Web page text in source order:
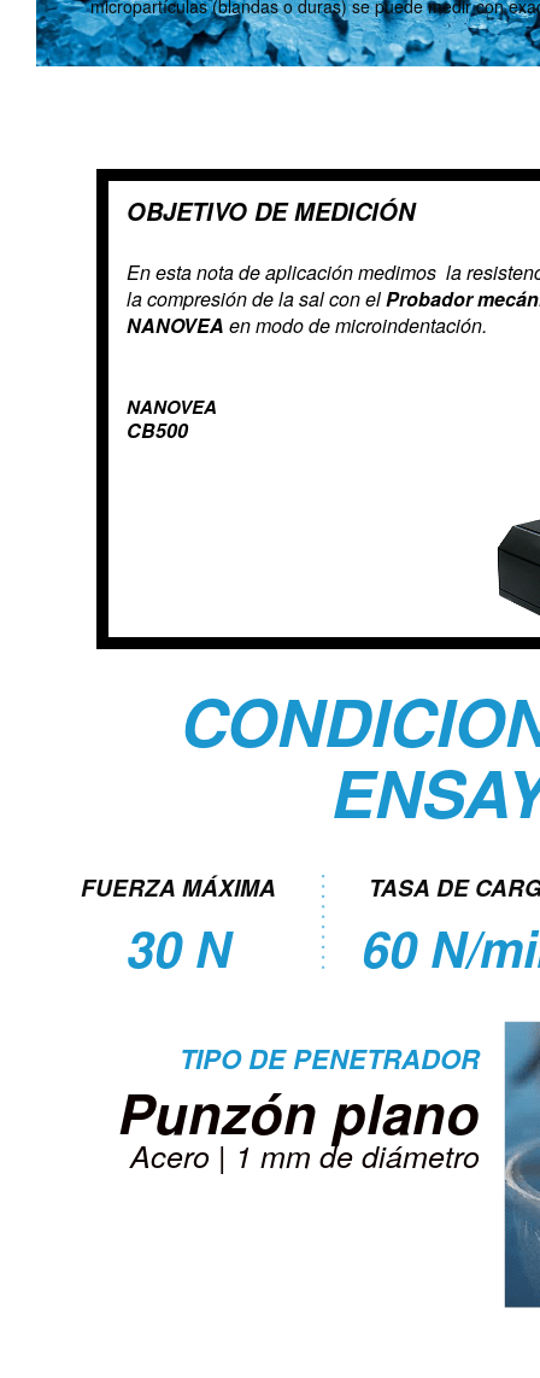
micropartículas (blandas o duras) se puede medir con
OBJETIVO DE MEDICIÓN
En esta nota de aplicación medimos la
la compresión de la sal conelProbador
NANOVEA en modo de microindentación.
NANOVEA
CB500
FUERZA MÁXIMA
30 N
TASA DE
60 N/
TIPO DE PENETRADOR
Punzón plano
Acero | 1 mm de diámetro